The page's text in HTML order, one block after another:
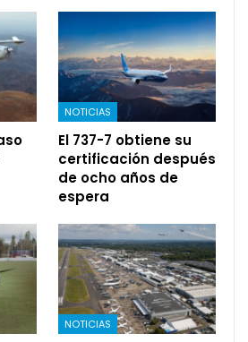
NOTICIAS
El 737-7 obtiene su
certificación después
de ocho años de
espera
NOTICIAS